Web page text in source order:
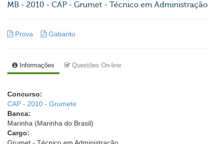
MB - 2010 - CAP - Grumet - Técnico em Administração
Prova Gabarito
Informações Questões On-line
Concurso:
CAP - 2010 - Grumete
Banca:
Marinha (Marinha do Brasil)
Cargo: